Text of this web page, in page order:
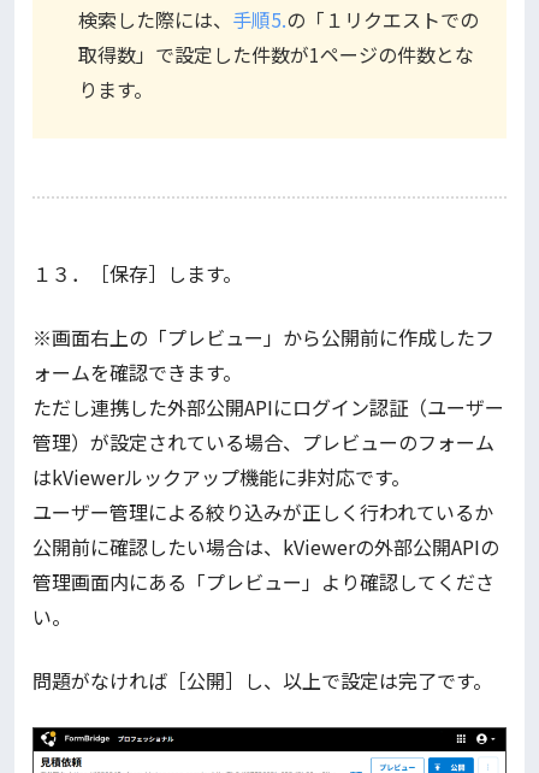
検索した際には、 手順5.の「１リクエストでの
取得数」で設定した件数が1ページの件数とな
ります。
１３．［保存］します。
※画面右上の「プレビュー」から公開前に作成したフ
ォームを確認できます。
ただし連携した外部公開APIにログイン認証（ユーザー
管理）が設定されている場合、プレビューのフォーム
はkViewerルックアップ機能に非対応です。
ユーザー管理による絞り込みが正しく行われているか
公開前に確認したい場合は、kViewerの外部公開APIの
管理画面内にある「プレビュー」より確認してくださ
い。
問題がなければ［公開］し、以上で設定は完了です。